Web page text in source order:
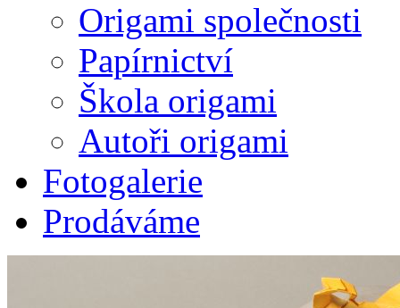
Origami společnosti
Papírnictví
Škola origami
Autoři origami
Fotogalerie
Prodáváme